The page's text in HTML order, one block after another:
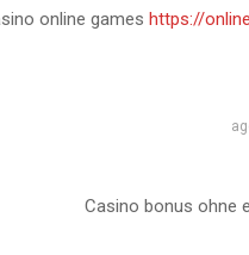
online games https://
Casino bonus ohne